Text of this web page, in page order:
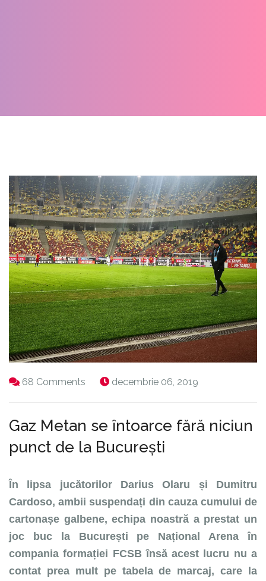
68 Comments decembrie 06, 2019
Gaz Metan se întoarce fără niciun
punct de la București
În lipsa jucătorilor Darius Olaru și Dumitru
Cardoso, ambii suspendați din cauza cumului de
cartonașe galbene, echipa noastră a prestat un
joc buc la București pe Național Arena în
compania formației FCSB însă acest lucru nu a
contat prea mult pe tabela de marcaj, care la